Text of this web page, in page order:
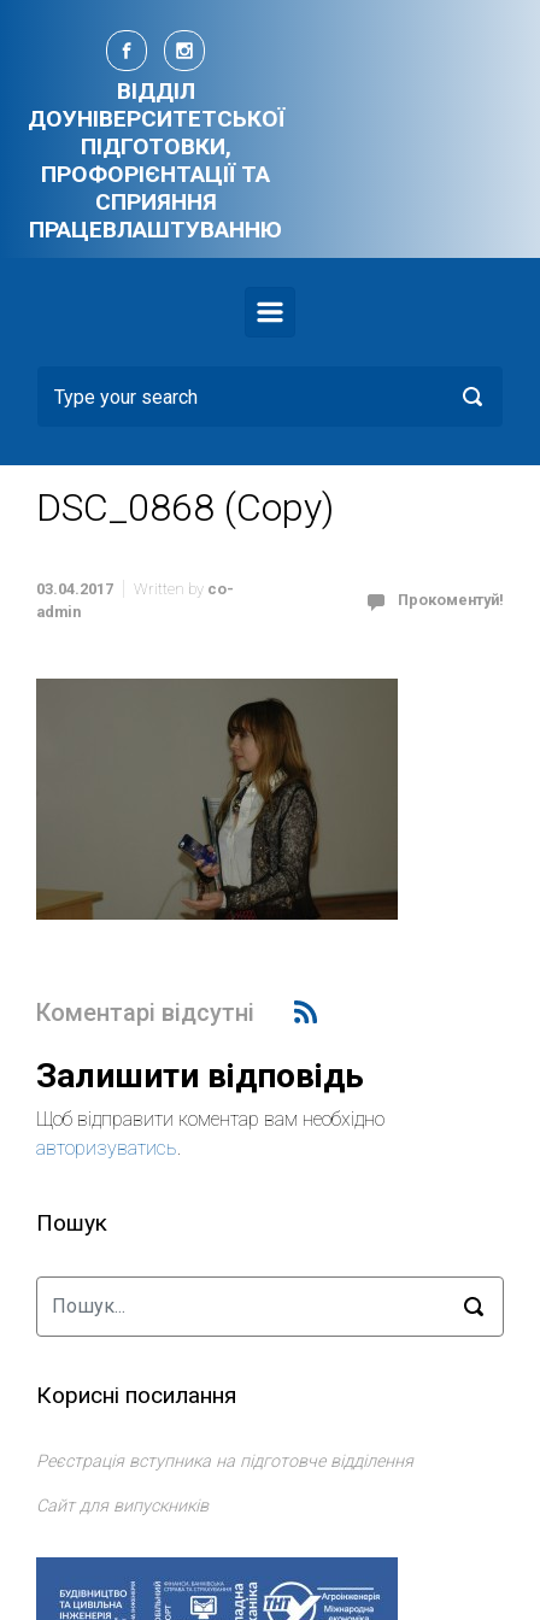
Skip to main content
ВІДДІЛ
ДОУНІВЕРСИТЕТСЬКОЇ
ПІДГОТОВКИ,
ПРОФОРІЄНТАЦІЇ ТА
СПРИЯННЯ
ПРАЦЕВЛАШТУВАННЮ
DSC_0868 (Copy)
03.04.2017 Written by co-
admin
Прокоментуй!
Коментарі відсутні
Залишити відповідь
Щоб відправити коментар вам необхідно
авторизуватись.
Пошук
Корисні посилання
Реєстрація вступника на підготовче відділення
Сайт для випускників